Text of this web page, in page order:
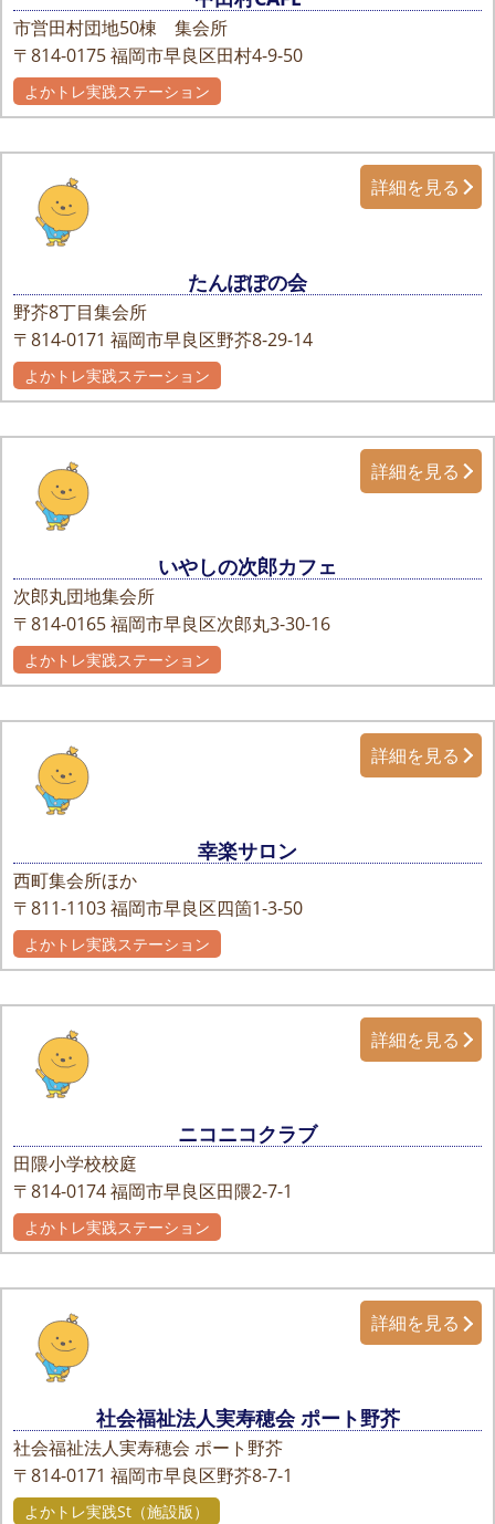
市営田村団地50棟 集会所
〒814-0175福岡市早良区田村4-9-50
よかトレ実践ステーション
たんぽぽの会
野芥8丁目集会所
〒814-0171 福岡市早良区野芥8-29-14
詳細を見る
よかトレ実践ステーション
いやしの次郎カフェ
次郎丸団地集会所
〒814-0165福岡市早良区次郎丸3-30-16
詳細を見る
よかトレ実践ステーション
幸楽サロン
西町集会所ほか
〒811-1103福岡市早良区四箇1-3-50
詳細を見る
よかトレ実践ステーション
ニコニコクラブ
田隈小学校校庭
〒814-0174福岡市早良区田隈2-7-1
詳細を見る
よかトレ実践ステーション
社会福祉法人実寿穂会 ポート野芥
社会福祉法人実寿穂会 ポート野芥
〒814-0171 福岡市早良区野芥8-7-1
詳細を見る
よかトレ実践St（施設版）